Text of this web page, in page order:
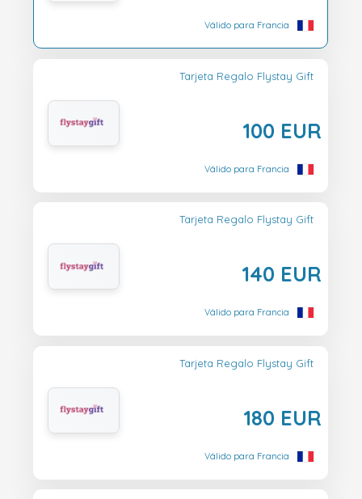
Válido para Francia
Tarjeta Regalo Flystay Gift
100 EUR
Válido para Francia
Tarjeta Regalo Flystay Gift
140 EUR
Válido para Francia
Tarjeta Regalo Flystay Gift
180 EUR
Válido para Francia